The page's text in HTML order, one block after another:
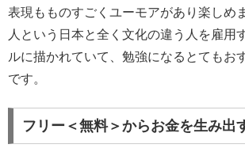
表現もものすごくユーモアがあり楽しめ
人という日本と全く文化の違う人を雇用
ルに描かれていて、勉強になるとてもお
です。
フリー＜無料＞からお金を生み出